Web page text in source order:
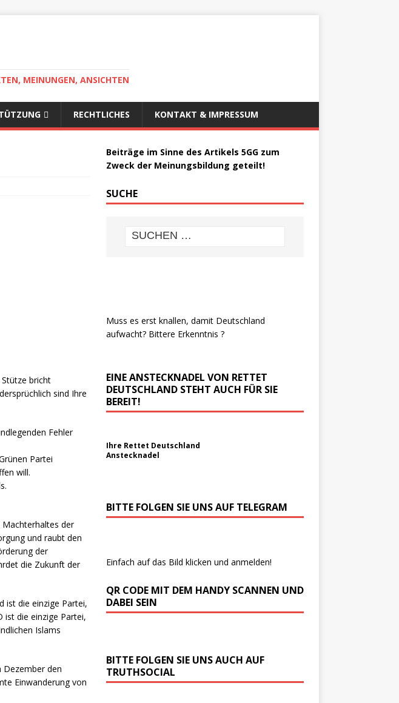
MEINUNGEN, ANSICHTEN
RECHTLICHES KONTAKT & IMPRESSUM
bricht
sind Ihre
Fehler
Partei
will.
Machterhaltes der
und raubt den
der
die Zukunft der
ist die einzige Partei,
ist die einzige Partei,
Islams
Dezember den
Einwanderung von
Beiträge im Sinne des Artikels 5GG zum
Zweck der Meinungsbildung geteilt!
SUCHE
Muss es erst knallen, damit Deutschland
aufwacht? Bittere Erkenntnis ?
EINE ANSTECKNADEL VON RETTET
DEUTSCHLAND STEHT AUCH FÜR SIE
BEREIT!
Ihre Rettet Deutschland
Anstecknadel
BITTE FOLGEN SIE UNS AUF TELEGRAM
Einfach auf das Bild klicken und anmelden!
QR CODE MIT DEM HANDY SCANNEN UND
DABEI SEIN
BITTE FOLGEN SIE UNS AUCH AUF
TRUTHSOCIAL